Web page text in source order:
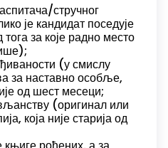
стручног
је кандидат поседује
за које радно место
(у смислу
за наставно особље,
од шест месеци;
(оригинал или
која није старија од